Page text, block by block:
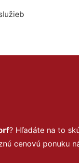
? Hľadáte na to
cenovú ponuku